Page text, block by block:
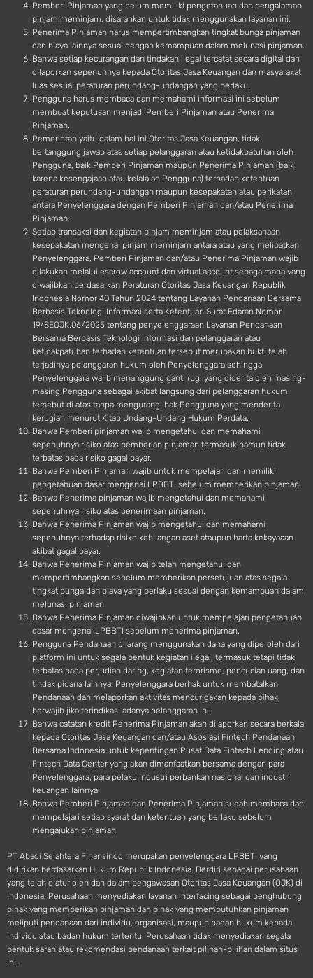
Pemberi Pinjaman yang belum memiliki pengetahuan dan pengalaman
pinjam meminjam, disarankan untuk tidak menggunakan layanan ini.
Penerima Pinjaman harus mempertimbangkan tingkat bunga pinjaman
dan biaya lainnya sesuai dengan kemampuan dalam melunasi pinjaman.
Bahwa setiap kecurangan dan tindakan ilegal tercatat secara digital dan
dilaporkan sepenuhnya kepada Otoritas Jasa Keuangan dan masyarakat
luas sesuai peraturan perundang-undangan yang berlaku.
Pengguna harus membaca dan memahami informasi ini sebelum
membuat keputusan menjadi Pemberi Pinjaman atau Penerima
Pinjaman.
Pemerintah yaitu dalam hal ini Otoritas Jasa Keuangan, tidak
bertanggung jawab atas setiap pelanggaran atau ketidakpatuhan oleh
Pengguna, baik Pemberi Pinjaman maupun Penerima Pinjaman (baik
karena kesengajaan atau kelalaian Pengguna) terhadap ketentuan
peraturan perundang-undangan maupun kesepakatan atau perikatan
antara Penyelenggara dengan Pemberi Pinjaman dan/atau Penerima
Pinjaman.
Setiap transaksi dan kegiatan pinjam meminjam atau pelaksanaan
kesepakatan mengenai pinjam meminjam antara atau yang melibatkan
Penyelenggara, Pemberi Pinjaman dan/atau Penerima Pinjaman wajib
dilakukan melalui escrow account dan virtual account sebagaimana yang
diwajibkan berdasarkan Peraturan Otoritas Jasa Keuangan Republik
Indonesia Nomor 40 Tahun 2024 tentang Layanan Pendanaan Bersama
Berbasis Teknologi Informasi serta Ketentuan Surat Edaran Nomor
19/SEOJK.06/2025 tentang penyelenggaraan Layanan Pendanaan
Bersama Berbasis Teknologi Informasi dan pelanggaran atau
ketidakpatuhan terhadap ketentuan tersebut merupakan bukti telah
terjadinya pelanggaran hukum oleh Penyelenggara sehingga
Penyelenggara wajib menanggung ganti rugi yang diderita oleh masing-
masing Pengguna sebagai akibat langsung dari pelanggaran hukum
tersebut di atas tanpa mengurangi hak Pengguna yang menderita
kerugian menurut Kitab Undang-Undang Hukum Perdata.
Bahwa Pemberi pinjaman wajib mengetahui dan memahami
sepenuhnya risiko atas pemberian pinjaman termasuk namun tidak
terbatas pada risiko gagal bayar.
Bahwa Pemberi Pinjaman wajib untuk mempelajari dan memiliki
pengetahuan dasar mengenai LPBBTI sebelum memberikan pinjaman.
Bahwa Penerima pinjaman wajib mengetahui dan memahami
sepenuhnya risiko atas penerimaan pinjaman.
Bahwa Penerima Pinjaman wajib mengetahui dan memahami
sepenuhnya terhadap risiko kehilangan aset ataupun harta kekayaaan
akibat gagal bayar.
Bahwa Penerima Pinjaman wajib telah mengetahui dan
mempertimbangkan sebelum memberikan persetujuan atas segala
tingkat bunga dan biaya yang berlaku sesuai dengan kemampuan dalam
melunasi pinjaman.
Bahwa Penerima Pinjaman diwajibkan untuk mempelajari pengetahuan
dasar mengenai LPBBTI sebelum menerima pinjaman.
Pengguna Pendanaan dilarang menggunakan dana yang diperoleh dari
platform ini untuk segala bentuk kegiatan ilegal, termasuk tetapi tidak
terbatas pada perjudian daring, kegiatan terorisme, pencucian uang, dan
tindak pidana lainnya. Penyelenggara berhak untuk membatalkan
Pendanaan dan melaporkan aktivitas mencurigakan kepada pihak
berwajib jika terindikasi adanya pelanggaran ini.
Bahwa catatan kredit Penerima Pinjaman akan dilaporkan secara berkala
kepada Otoritas Jasa Keuangan dan/atau Asosiasi Fintech Pendanaan
Bersama Indonesia untuk kepentingan Pusat Data Fintech Lending atau
Fintech Data Center yang akan dimanfaatkan bersama dengan para
Penyelenggara, para pelaku industri perbankan nasional dan industri
keuangan lainnya.
Bahwa Pemberi Pinjaman dan Penerima Pinjaman sudah membaca dan
mempelajari setiap syarat dan ketentuan yang berlaku sebelum
mengajukan pinjaman.
PT Abadi Sejahtera Finansindo merupakan penyelenggara LPBBTI yang
didirikan berdasarkan Hukum Republik Indonesia. Berdiri sebagai perusahaan
yang telah diatur oleh dan dalam pengawasan Otoritas Jasa Keuangan (OJK) di
Indonesia, Perusahaan menyediakan layanan interfacing sebagai penghubung
pihak yang memberikan pinjaman dan pihak yang membutuhkan pinjaman
meliputi pendanaan dari individu, organisasi, maupun badan hukum kepada
individu atau badan hukum tertentu. Perusahaan tidak menyediakan segala
bentuk saran atau rekomendasi pendanaan terkait pilihan-pilihan dalam situs
ini.